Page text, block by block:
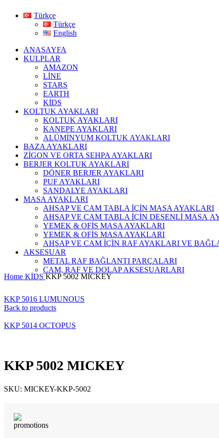
Türkçe
Türkçe
English
ANASAYFA
KULPLAR
AMAZON
LİNE
STARS
EARTH
KİDS
KOLTUK AYAKLARI
KOLTUK AYAKLARI
KANEPE AYAKLARI
ALÜMİNYUM KOLTUK AYAKLARI
BAZA AYAKLARI
ZİGON VE ORTA SEHPA AYAKLARI
BERJER KOLTUK AYAKLARI
DÖNER BERJER AYAKLARI
PUF AYAKLARI
SANDALYE AYAKLARI
MASA AYAKLARI
AHSAP VE CAM TABLA İÇİN MASA AYAKLARI
AHŞAP VE CAM TABLA İÇİN DESENLİ MASA
YEMEK & OFİS MASA AYAKLARI
YEMEK & OFİS MASA AYAKLARI
AHŞAP VE CAM İÇİN RAF AYAKLARI VE
AKSESUAR
METAL RAF BAĞLANTI PARÇALARI
CAM, RAF VE DOLAP AKSESUARLARI
Home KİDS KKP 5002 MICKEY
KKP 5016 LUMUNOUS
Back to products
KKP 5014 OCTOPUS
KKP 5002 MICKEY
SKU: MICKEY-KKP-5002